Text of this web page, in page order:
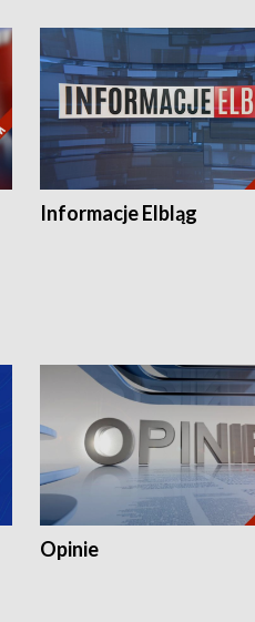
Informacje Elbląg
Opinie